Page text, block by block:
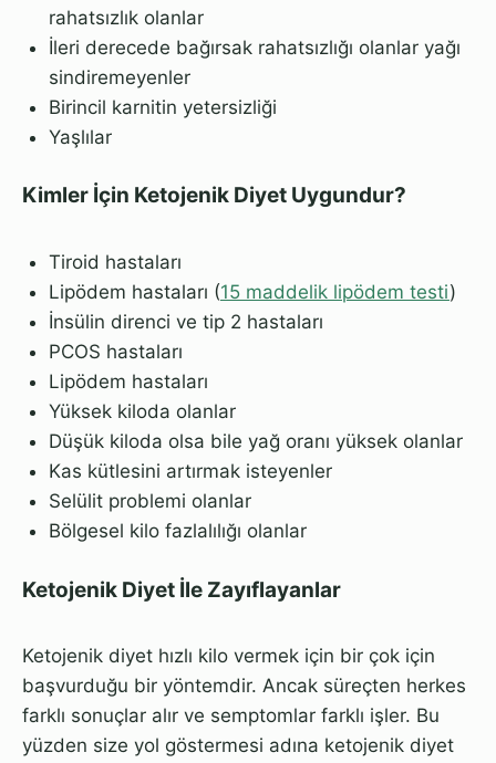
rahatsızlık olanlar
İleri derecede bağırsak rahatsızlığı olanlar yağı
sindiremeyenler
Birincil karnitin yetersizliği
Yaşlılar
Kimler İçin Ketojenik Diyet Uygundur?
Tiroid hastaları
Lipödem hastaları (15 maddelik lipödem testi)
İnsülin direnci ve tip 2 hastaları
PCOS hastaları
Lipödem hastaları
Yüksek kiloda olanlar
Düşük kiloda olsa bile yağ oranı yüksek olanlar
Kas kütlesini artırmak isteyenler
Selülit problemi olanlar
Bölgesel kilo fazlalılığı olanlar
Ketojenik Diyet İle Zayıflayanlar
Ketojenik diyet hızlı kilo vermek için bir çok için
başvurduğu bir yöntemdir. Ancak süreçten herkes
farklı sonuçlar alır ve semptomlar farklı işler. Bu
yüzden size yol göstermesi adına ketojenik diyet